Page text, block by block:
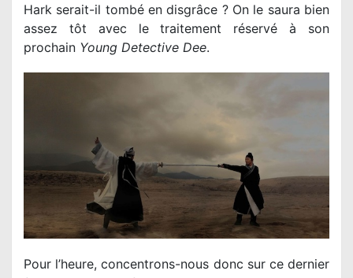
Hark serait-il tombé en disgrâce ? On le saura bien
assez tôt avec le traitement réservé à son
prochain Young Detective Dee.
Pour l’heure, concentrons-nous donc sur ce dernier